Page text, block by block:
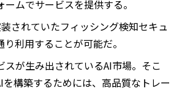
ムでサービスを提供する。
されていたフィッシング検知セキュ
利用することが可能だ。
スが生み出されているAI市場。そこ
を構築するためには、高品質なトレー